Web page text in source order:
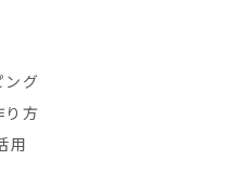
ング
り方
用